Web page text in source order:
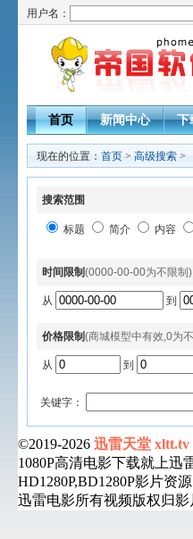
用户名：
首页 新闻中心 下
现在的位置： 首页 > 高级搜索 >
搜索范围
标题 简介 内容
时间限制(0000-00-00为不限制)
从 到
价格限制(商城模型中有效,0为
从 到
关键字：
©2019-2026 迅雷天堂 xltt.tv
1080P高清电影下载就上
HD1280P,BD1280P影片资源
迅雷电影所有视频版权归